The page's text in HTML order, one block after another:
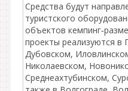
Средства будут
туристского
объектов
проекты реализуются в
Дубовском,
Николаевском,
Среднеахтубинском,